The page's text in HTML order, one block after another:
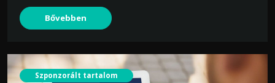
Bővebben
Szponzorált tartalom